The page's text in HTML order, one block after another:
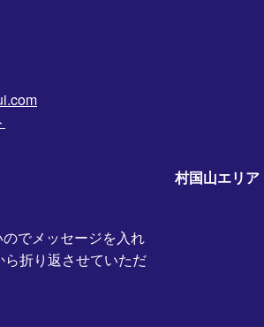
でメッセージを入れ
折り返させていただ
村国山エリア